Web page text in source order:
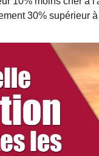
30% supérieur